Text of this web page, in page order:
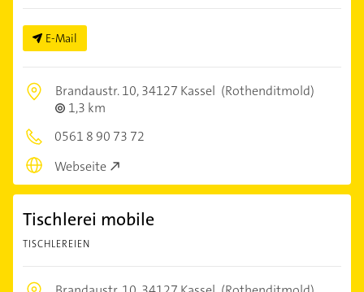
E-Mail
Brandaustr. 10,34127 Kassel (Rothenditmold)
1,3 km
0561 8 90 73 72
Webseite
Tischlerei mobile
TISCHLEREIEN